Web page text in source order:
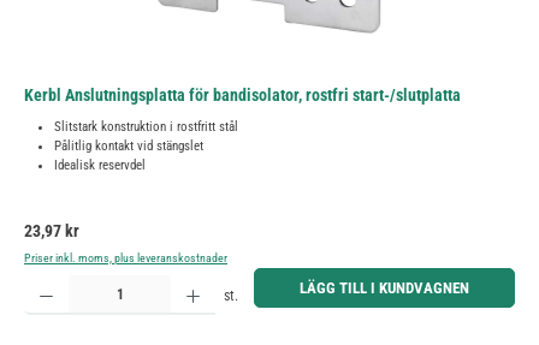
Kerbl Anslutningsplatta för bandisolator, rostfri start-/slutplatta
Slitstark konstruktion i rostfritt stål
Pålitlig kontakt vid stängslet
Idealisk reservdel
Ordinarie pris:
23,97 kr
Priser inkl. moms, plus leveranskostnader
Produktkvantitet: Ange önskat belopp eller använd knapparna för att öka eller minska kvantiteten.
st. LÄGG TILL I KUNDVAGNEN